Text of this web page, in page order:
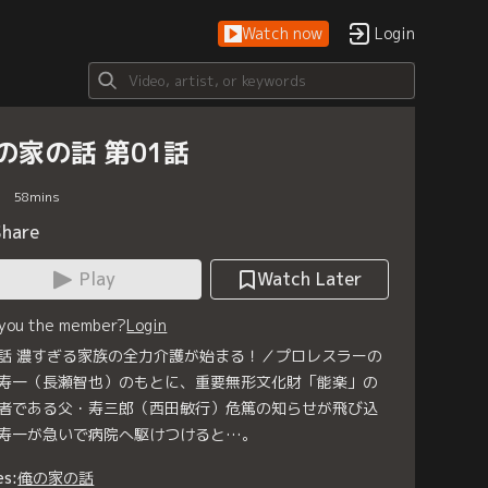
Watch now Login
家の話 第01話
58mins
Play
Watch Later
the member?Login
濃すぎる家族の全力介護が始まる！／プロレスラーの
一（長瀬智也）のもとに、重要無形文化財「能楽」の
である父・寿三郎（西田敏行）危篤の知らせが飛び込
一が急いで病院へ駆けつけると…。
俺の家の話